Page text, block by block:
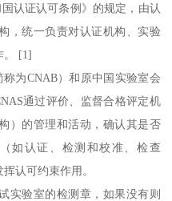
认证认可条例》的规定，由认
，统一负责对认证机构、实验
。 [1]
为CNAB）和原中国实验室会
通过评价、监督合格评定机
）的管理和活动，确认其是否
如认证、检测和校准、检查
认可约束作用。
实验室的检测章，如果没有则